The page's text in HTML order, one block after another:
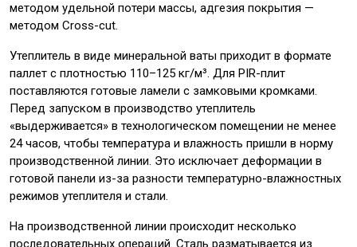
методом удельной потери массы, адгезия покрытия —
методом Cross-cut.
Утеплитель в виде минеральной ваты приходит в формате
паллет с плотностью 110–125 кг/м³. Для PIR-плит
поставляются готовые ламели с замковыми кромками.
Перед запуском в производство утеплитель
«выдерживается» в технологическом помещении не менее
24 часов, чтобы температура и влажность пришли в норму
производственной линии. Это исключает деформации в
готовой панели из-за разности температурно-влажностных
режимов утеплителя и стали.
На производственной линии происходит несколько
последовательных операций. Сталь разматывается из